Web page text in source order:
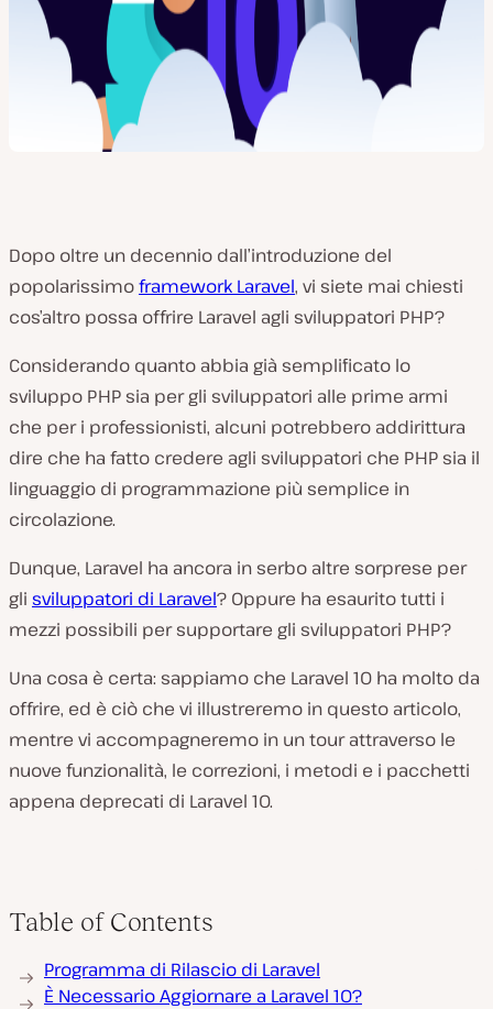
Dopo oltre un decennio dall’introduzione del
popolarissimoframework Laravel, vi siete mai chiesti
cos’altro possa offrire Laravel agli sviluppatori PHP?
Considerando quanto abbia già semplificato lo
sviluppo PHP sia per gli sviluppatori alle prime armi
che per i professionisti, alcuni potrebbero addirittura
dire che ha fatto credere agli sviluppatori che PHP sia il
linguaggio di programmazione più semplice in
circolazione.
Dunque, Laravel ha ancora in serbo altre sorprese per
gli sviluppatori di Laravel? Oppure ha esaurito tutti i
mezzi possibili per supportare gli sviluppatori PHP?
Una cosa è certa: sappiamo che Laravel 10 ha molto da
offrire, ed è ciò che vi illustreremo in questo articolo,
mentre vi accompagneremo in un tour attraverso le
nuove funzionalità, le correzioni, i metodi e i pacchetti
appena deprecati di Laravel 10.
Table of Contents
Programma di Rilascio di Laravel
È Necessario Aggiornare a Laravel 10?